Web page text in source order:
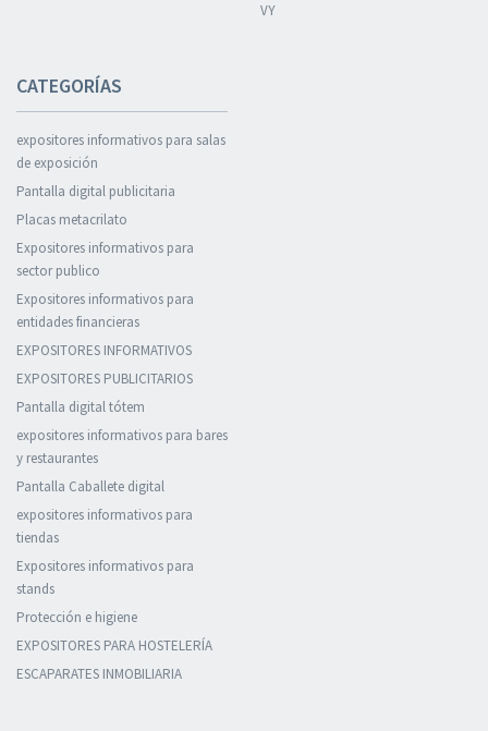
VY
CATEGORÍAS
expositores informativos para salas
de exposición
Pantalla digital publicitaria
Placas metacrilato
Expositores informativos para
sector publico
Expositores informativos para
entidades financieras
EXPOSITORES INFORMATIVOS
EXPOSITORES PUBLICITARIOS
Pantalla digital tótem
expositores informativos para bares
y restaurantes
Pantalla Caballete digital
expositores informativos para
tiendas
Expositores informativos para
stands
Protección e higiene
EXPOSITORES PARA HOSTELERÍA
ESCAPARATES INMOBILIARIA